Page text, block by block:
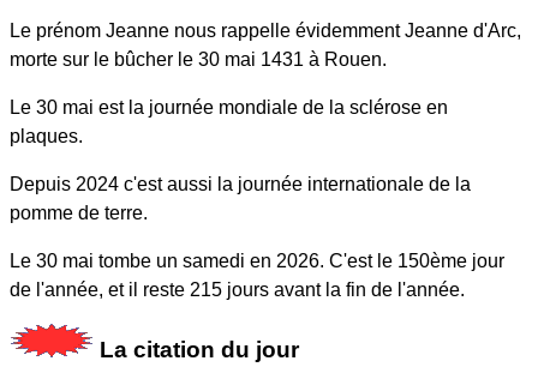
Le prénom Jeanne nous rappelle évidemment Jeanne d'Arc,
morte sur le bûcher le 30 mai 1431 à Rouen.
Le 30 mai est la journée mondiale de la sclérose en
plaques.
Depuis 2024 c'est aussi la journée internationale de la
pomme de terre.
Le 30 mai tombe un samedi en 2026. C'est le 150ème jour
de l'année, et il reste 215 jours avant la fin de l'année.
La citation du jour